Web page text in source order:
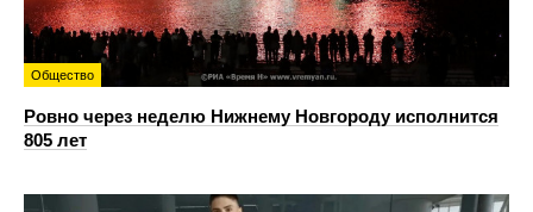
Общество
Ровно через неделю Нижнему Новгороду исполнится
805 лет